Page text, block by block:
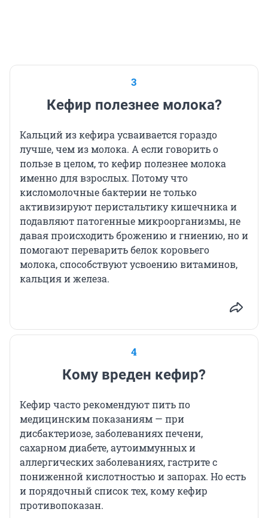
3
Кефир полезнее молока?
Кальций из кефира усваивается гораздо
лучше, чем из молока. А если говорить о
пользе в целом, то кефир полезнее молока
именно для взрослых. Потому что
кисломолочные бактерии не только
активизируют перистальтику кишечника и
подавляют патогенные микроорганизмы, не
давая происходить брожению и гниению, но и
помогают переварить белок коровьего
молока, способствуют усвоению витаминов,
кальция и железа.
4
Кому вреден кефир?
Кефир часто рекомендуют пить по
медицинским показаниям — при
дисбактериозе, заболеваниях печени,
сахарном диабете, аутоиммунных и
аллергических заболеваниях, гастрите с
пониженной кислотностью и запорах. Но есть
и порядочный список тех, кому кефир
противопоказан.